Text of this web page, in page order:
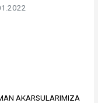
AKARSULARIMIZA